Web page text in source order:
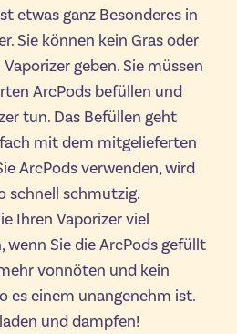
etwas ganz Besonderes in
Sie können kein Gras oder
geben. Sie müssen
ArcPods befüllen und
tun. Das Befüllen geht
mit dem mitgelieferten
ArcPods verwenden, wird
schnell schmutzig.
Ihren Vaporizer viel
wenn Sie die ArcPods gefüllt
vonnöten und kein
es einem unangenehm ist.
und dampfen!